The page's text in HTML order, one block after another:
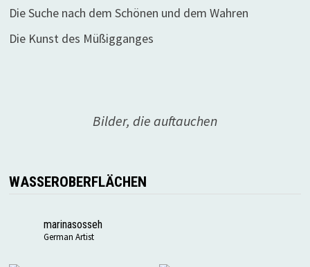
Die Suche nach dem Schönen und dem Wahren
Die Kunst des Müßigganges
Bilder, die auftauchen
WASSEROBERFLÄCHEN
marinasosseh
German Artist